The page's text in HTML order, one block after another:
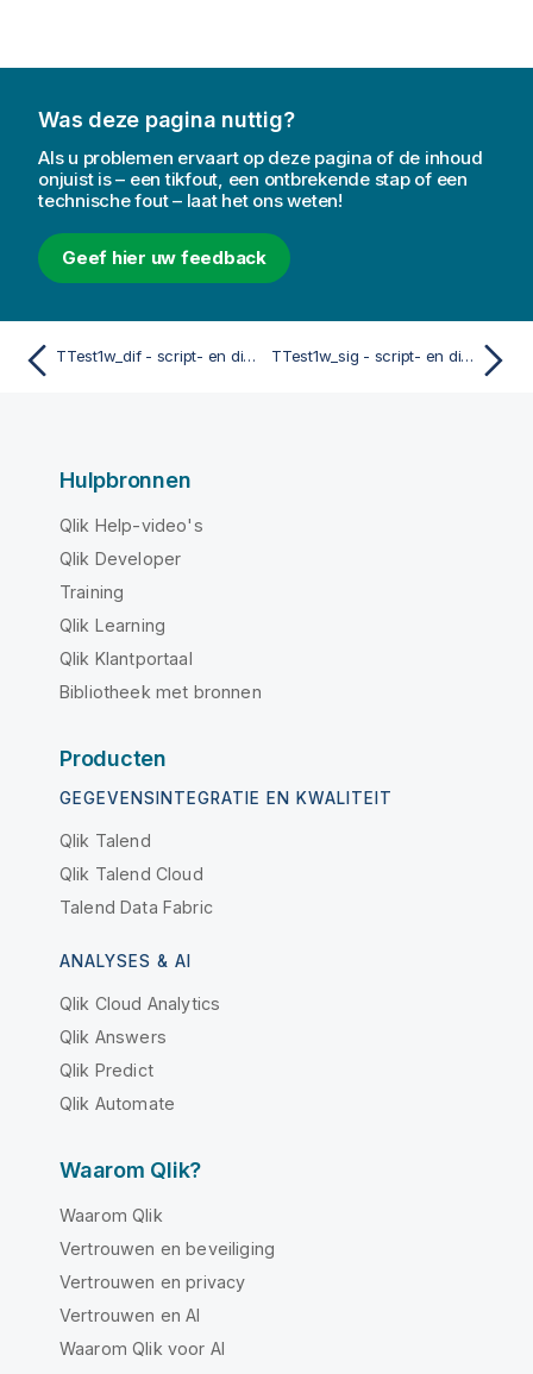
Was deze pagina nuttig?
Als u problemen ervaart op deze pagina of de inhoud
onjuist is – een tikfout, een ontbrekende stap of een
technische fout – laat het ons weten!
Geef hier uw feedback
TTest1w_dif - script- en diagramfunctie TTest1w_sig - script- en diagramfunctie
Hulpbronnen
Qlik Help-video's
Qlik Developer
Training
Qlik Learning
Qlik Klantportaal
Bibliotheek met bronnen
Producten
GEGEVENSINTEGRATIE EN KWALITEIT
Qlik Talend
Qlik Talend Cloud
Talend Data Fabric
ANALYSES & AI
Qlik Cloud Analytics
Qlik Answers
Qlik Predict
Qlik Automate
Waarom Qlik?
Waarom Qlik
Vertrouwen en beveiliging
Vertrouwen en privacy
Vertrouwen en AI
Waarom Qlik voor AI